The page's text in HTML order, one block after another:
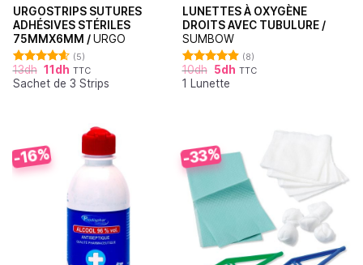
URGOSTRIPS SUTURES
ADHÉSIVES STÉRILES
75MMX6MM /URGO
Note
4.60
sur 5
(5)
13dh 11 dh TTC
Sachet de 3 Strips
LUNETTES À OXYGÈNE
DROITS AVEC TUBULURE /
SUMBOW
Note
4.88
sur 5
(8)
10dh 5dh TTC
1 Lunette
-16% -33%